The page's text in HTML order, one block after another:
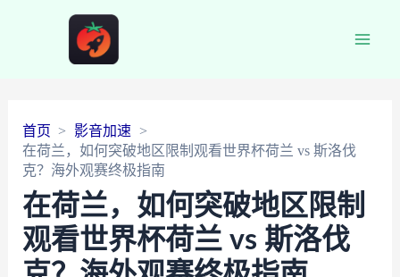
首页
影音加速
在荷兰，如何突破地区限制观看世界杯荷兰 vs 斯洛伐
克？海外观赛终极指南
在荷兰，如何突破地区限制
观看世界杯荷兰 vs 斯洛伐